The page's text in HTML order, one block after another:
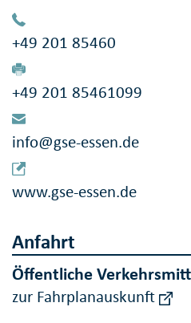
+49 201 85460
+49 201 85461099
info@gse-essen.de
www.gse-essen.de
Anfahrt
Öffentliche
zur Fahrplanauskunft